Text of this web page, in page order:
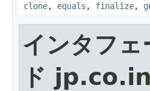
clone, equals , finalize,
インタフ
ド